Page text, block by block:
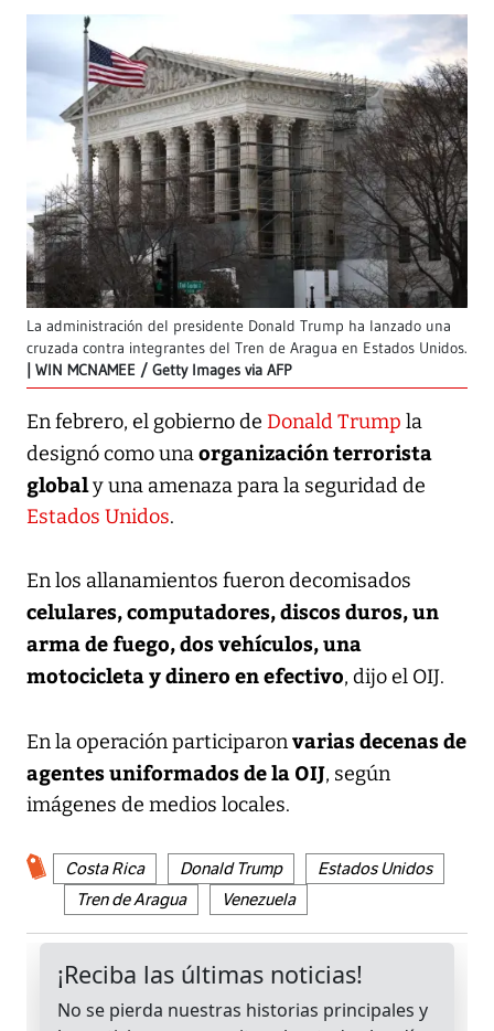
La administración del presidente Donald Trump ha lanzado una
cruzada contra integrantes del Tren de Aragua en Estados Unidos.
WIN MCNAMEE / Getty Images via AFP
En febrero, el gobierno de Donald Trump la
designó como unaorganización terrorista
globaly una amenaza para la seguridad de
Estados Unidos.
En los allanamientos fueron decomisados
celulares, computadores, discos duros, un
arma de fuego, dos vehículos, una
motocicleta y dinero en efectivo, dijo el OIJ.
En la operación participaronvarias decenas de
agentes uniformados de la OIJ, según
imágenes de medios locales.
Costa Rica Donald Trump
Estados Unidos
Tren de Aragua
Venezuela